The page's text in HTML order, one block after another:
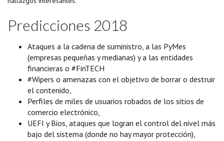
Predicciones 2018
Ataques a la cadena de suministro, a las PyMes
(empresas pequeñas y medianas) y a las entidades
financieras o #FinTECH
#Wipers o amenazas con el objetivo de borrar o destruir
el contenido,
Perfiles de miles de usuarios robados de los sitios de
comercio electrónico,
UEFI y Bios, ataques que logran el control del nivel más
bajo del sistema (donde no hay mayor protección),